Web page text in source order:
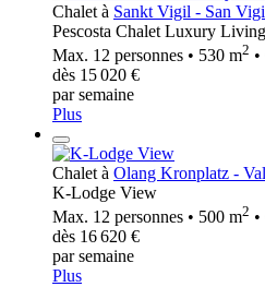
Chalet à Sankt Vigil - San
Pescosta Chalet Luxury Living
Max. 12 personnes • 530 m2
dès 15 020 €
par semaine
Plus
Chalet à Olang Kronplatz -
K-Lodge View
Max. 12 personnes • 500 m2
dès 16 620 €
par semaine
Plus